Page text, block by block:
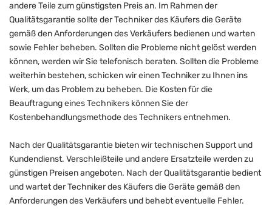
andere Teile zum günstigsten Preis an. Im Rahmen der
Qualitätsgarantie sollte der Techniker des Käufers die Geräte
gemäß den Anforderungen des Verkäufers bedienen und warten
sowie Fehler beheben. Sollten die Probleme nicht gelöst werden
können, werden wir Sie telefonisch beraten. Sollten die Probleme
weiterhin bestehen, schicken wir einen Techniker zu Ihnen ins
Werk, um das Problem zu beheben. Die Kosten für die
Beauftragung eines Technikers können Sie der
Kostenbehandlungsmethode des Technikers entnehmen.
Nach der Qualitätsgarantie bieten wir technischen Support und
Kundendienst. Verschleißteile und andere Ersatzteile werden zu
günstigen Preisen angeboten. Nach der Qualitätsgarantie bedient
und wartet der Techniker des Käufers die Geräte gemäß den
Anforderungen des Verkäufers und behebt eventuelle Fehler.